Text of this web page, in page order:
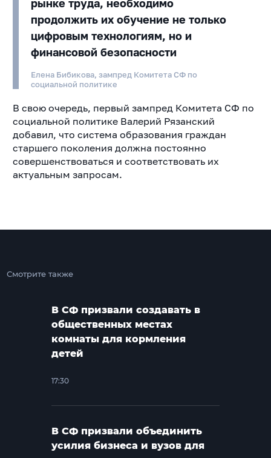
рынке труда, необходимо
продолжить их обучение не только
цифровым технологиям, но и
финансовой безопасности
Елена Бибикова, зампред Комитета СФ по
социальной политике
В свою очередь, первый зампред Комитета СФ по
социальной политике Валерий Рязанский
добавил, что система образования граждан
старшего поколения должна постоянно
совершенствоваться и соответствовать их
актуальным запросам.
Смотрите также
В СФ призвали создавать в
общественных местах
комнаты для кормления
детей
17:30
В СФ призвали объединить
усилия бизнеса и вузов для